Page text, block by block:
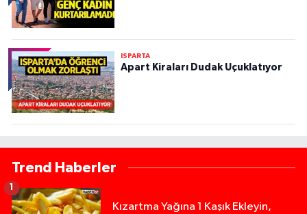
ISPARTA
Apart Kiraları Dudak Uçuklatıyor
Trend Haberler
Kızartma Yağına 1 Kaşık Ekleyin,
1